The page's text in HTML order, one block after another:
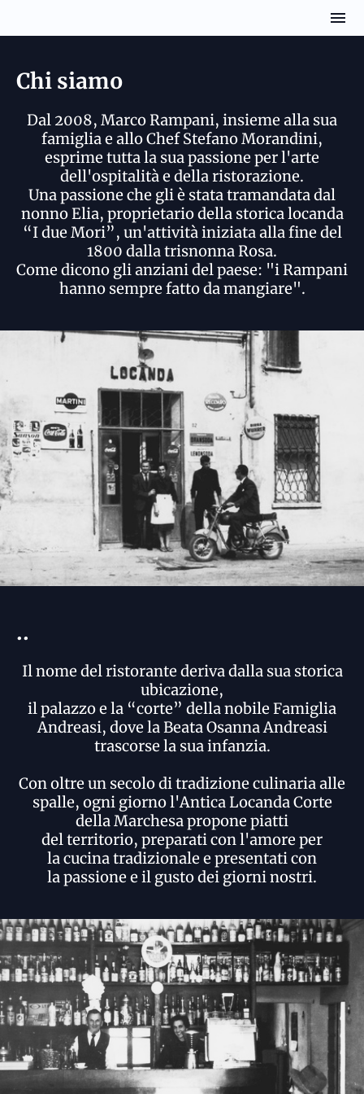
Chi siamo
Dal 2008, Marco Rampani, insieme alla sua
famiglia e allo Chef Stefano Morandini,
esprime tutta la sua passione per l'arte
dell'ospitalità e della ristorazione.
Una passione che gli è stata tramandata dal
nonno Elia, proprietario della storica locanda
“I due Mori”, un'attività iniziata alla fine del
1800 dalla trisnonna Rosa.
Come dicono gli anziani del paese: "i Rampani
hanno sempre fatto da mangiare".
..
Il nome del ristorante deriva dalla sua storica
ubicazione,
il palazzo e la “corte” della nobile Famiglia
Andreasi, dove la Beata Osanna Andreasi
trascorse la sua infanzia.
Con oltre un secolo di tradizione culinaria alle
spalle, ogni giorno l'Antica Locanda Corte
della Marchesa propone piatti
del territorio, preparati con l'amore per
la cucina tradizionale e presentati con
la passione e il gusto dei giorni nostri.